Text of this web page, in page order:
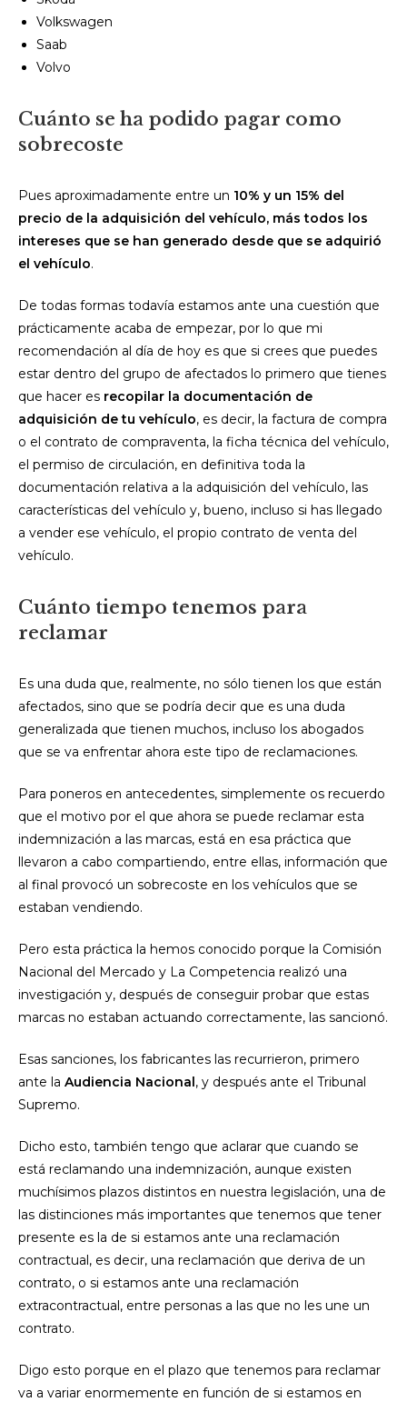
Volkswagen
Saab
Volvo
Cuánto se ha podido pagar como
sobrecoste
Pues aproximadamente entre un 10% y un 15% del
precio de la adquisición del vehículo, más todos los
intereses que se han generado desde que se adquirió
el vehículo.
De todas formas todavía estamos ante una cuestión que
prácticamente acaba de empezar, por lo que mi
recomendación al día de hoy es que si crees que puedes
estar dentro del grupo de afectados lo primero que tienes
que hacer es recopilar la documentación de
adquisición de tu vehículo, es decir, la factura de compra
o el contrato de compraventa, la ficha técnica del vehículo,
el permiso de circulación, en definitiva toda la
documentación relativa a la adquisición del vehículo, las
características del vehículo y, bueno, incluso si has llegado
a vender ese vehículo, el propio contrato de venta del
vehículo.
Cuánto tiempo tenemos para
reclamar
Es una duda que, realmente, no sólo tienen los que están
afectados, sino que se podría decir que es una duda
generalizada que tienen muchos, incluso los abogados
que se va enfrentar ahora este tipo de reclamaciones.
Para poneros en antecedentes, simplemente os recuerdo
que el motivo por el que ahora se puede reclamar esta
indemnización a las marcas, está en esa práctica que
llevaron a cabo compartiendo, entre ellas, información que
al final provocó un sobrecoste en los vehículos que se
estaban vendiendo.
Pero esta práctica la hemos conocido porque la Comisión
Nacional del Mercado y La Competencia realizó una
investigación y, después de conseguir probar que estas
marcas no estaban actuando correctamente, las sancionó.
Esas sanciones, los fabricantes las recurrieron, primero
ante la Audiencia Nacional, y después ante el Tribunal
Supremo.
Dicho esto, también tengo que aclarar que cuando se
está reclamando una indemnización, aunque existen
muchísimos plazos distintos en nuestra legislación, una de
las distinciones más importantes que tenemos que tener
presente es la de si estamos ante una reclamación
contractual, es decir, una reclamación que deriva de un
contrato, o si estamos ante una reclamación
extracontractual, entre personas a las que no les une un
contrato.
Digo esto porque en el plazo que tenemos para reclamar
va a variar enormemente en función de si estamos en